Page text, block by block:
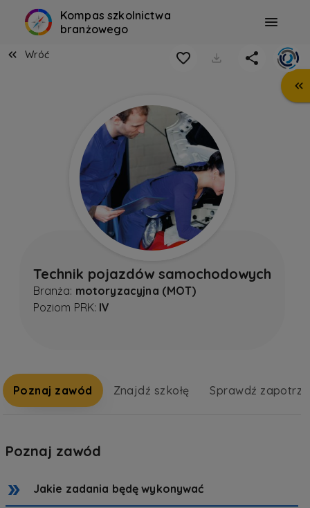
Kompas szkolnictwa
branżowego
Wróć
Technik pojazdów samochodowych
Branża: motoryzacyjna (MOT)
Poziom PRK: IV
Poznaj zawód Znajdź szkołę Sprawdź
Poznaj zawód
Jakie zadania będę wykonywać